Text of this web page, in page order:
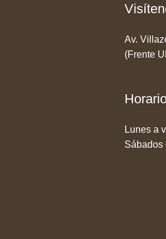
Av.
(Frente
Lunes a
Sábados